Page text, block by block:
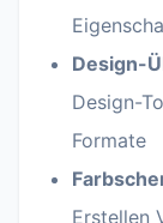
Design-
Design-
Formate
Erstellen